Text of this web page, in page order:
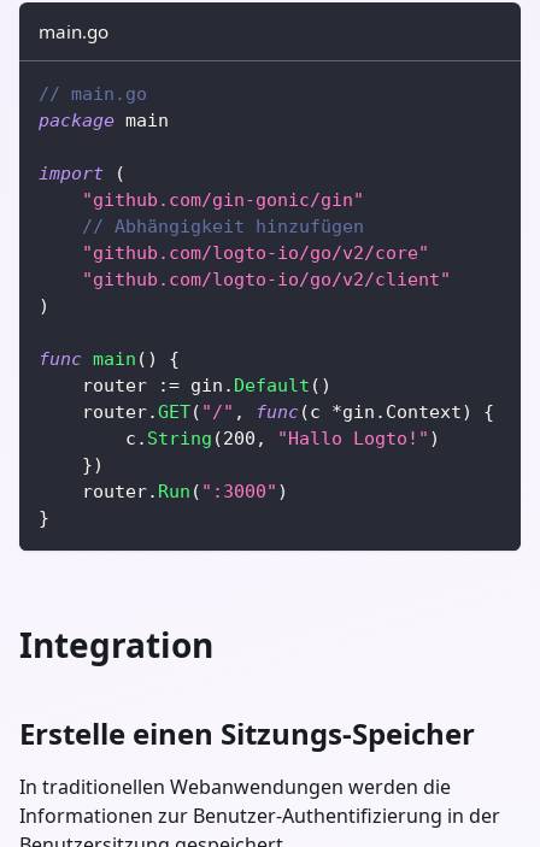
main.go
// main.go
package main
import
(
"github.com/gin-gonic/gin"
// Abhängigkeit hinzufügen
"github.com/logto-io/go/v2/core"
"github.com/logto-io/go/v2/client"
)
func main ( )
{
	router
:= gin . Default ( )
	router
.GET( "/" , func(c *gin . Context)
{
		c
. String (200 , "Hallo Logto!" )
})
	router
. Run ( ":3000" )
}
Integration
Erstelle einen Sitzungs-Speicher
In traditionellen Webanwendungen werden die
Informationen zur Benutzer-Authentifizierung in der